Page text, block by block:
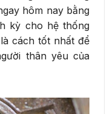
hôm nay bằng
kỳ cho hệ thống
cách tốt nhất để
thân yêu của